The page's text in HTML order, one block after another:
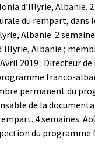
d’Illyrie, Albanie.
du rempart, dans
Albanie. 2
Albanie ;
Avril 2019 : Directeur
franco-
permanent du
de la
4 semaines.
du programme